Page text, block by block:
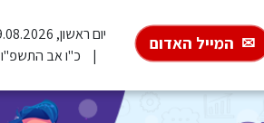
המייל האדום
יום ראשון, 09.08.2026
כ"ו אב התשפ"ו